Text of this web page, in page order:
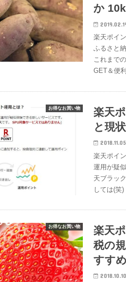
か
楽天ポイ
ふるさと
これまで
GET＆便
お得なお買い物
楽天
と現
2018.11.05
楽天ポイ
運用が疑
天ブラッ
しては(笑
お得なお買い物
楽天
税の
すす
2018.10.10